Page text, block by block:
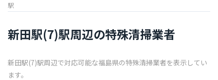
駅
新田駅(7)駅周辺の特殊清掃業者
新田駅(7)駅周辺で対応可能な福島県の特殊清掃業者を表示してい
ます。